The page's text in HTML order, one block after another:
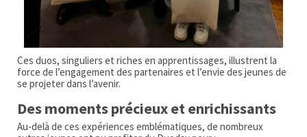
Ces duos, singuliers et riches en apprentissages, illustrent la
force de l’engagement des partenaires et l’envie des jeunes de
se projeter dans l’avenir.
Des moments précieux et enrichissants
Au-delà de ces expériences emblématiques, de nombreux